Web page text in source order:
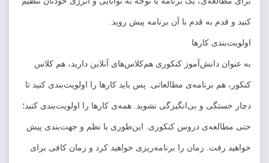
کنید و قدم به قدم با آن برنامه پیش روید.
اولویت‌بندی کارها
به عنوان دانش‌آموز کنکوری هم‌کلاس‌های آنلاین دارید، هم کلاس
کنکور، هم برنامه‌ی مطالعاتی. پس باید کارها را اولویت‌بندی کنید تا
دچار خستگی و بی‌انگیزگی نشوید. همه‌ی کارها را اولویت‌بندی کنید؛
حتی مطالعه‌ی دروس کنکوری. این‌طوری با نظم و جهت‌بندی پیش
خواهید رفت. زمان را برنامه‌ریزی خواهید کرد و زمان کافی برای